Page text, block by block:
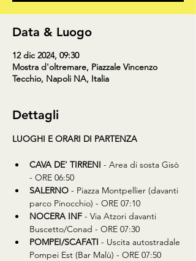
Data & Luogo
12 dic 2024, 09:30
Mostra d'oltremare, Piazzale Vincenzo
Tecchio, Napoli NA, Italia
Dettagli
LUOGHI E ORARI DI PARTENZA
CAVA DE' TIRRENI - Area di sosta Gisò
- ORE 06:50
SALERNO - Piazza Montpellier (davanti
parco Pinocchio) - ORE 07:10
NOCERA INF - Via Atzori davanti
Buscetto/Conad - ORE 07:30
POMPEI/SCAFATI - Uscita autostradale
Pompei Est (Bar Malù) - ORE 07:50